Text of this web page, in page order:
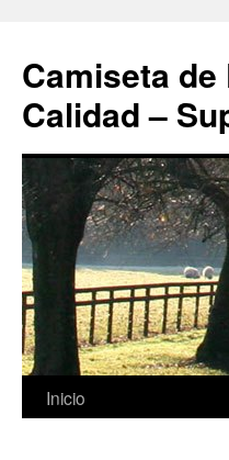
Camiseta
Calidad –
Saltar
Inicio